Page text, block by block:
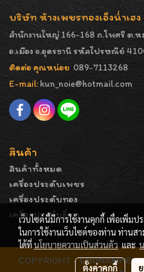
บริษัท ห้างเพชรทองเอ็งน่ำเฮง
สำนักงานใหญ่ 166-168 ถ.โพศรี ต.ห
อ.เมือง จ.อุดรธานี รหัสไปรษณีย์
ติดต่อ คุณหน่อย 089-7113268
E-mail: kun_noie@hotmail.com
สินค้า
สินค้าทั้งหมด
เครื่องประดับเพชร
เครื่องประดับทอง
เครื่องประดับอื่นๆ
COPYRIGHT -
เว็บไซต์นี้มีการใช้งานคุกกี้ เพื่อเพิ่ม
ในการใช้งานเว็บไซต์ของท่าน ท่านส
ได้ที่นโยบายความเป็นส่วนตัวและ
ตั้งค่าคุกกี้